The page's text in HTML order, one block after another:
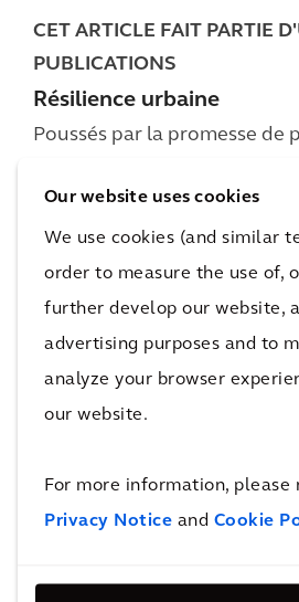
Our website uses cookies
We use cookies (and similar
order to measure the use of,
further develop our website,
advertising purposes and to
analyze your browser
our website.
For more information, please
Privacy Notice and Cookie
CET ARTICLE FAIT PARTIE
PUBLICATIONS
Résilience urbaine
Poussés par la promesse de
citadins d'ici 2050. Mais à
continuent de grandir,
parviennent pas à tenir
L'augmentation de la
et du coût de la vie, l'accès
ressources et l'impact